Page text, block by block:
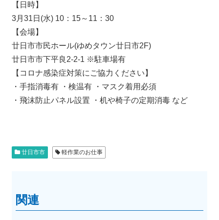
【日時】
3月31日(水) 10：15～11：30
【会場】
廿日市市民ホール(ゆめタウン廿日市2F)
廿日市市下平良2-2-1 ※駐車場有
【コロナ感染症対策にご協力ください】
・手指消毒有 ・検温有 ・マスク着用必須
・飛沫防止パネル設置 ・机や椅子の定期消毒 など
廿日市市 軽作業のお仕事
関連